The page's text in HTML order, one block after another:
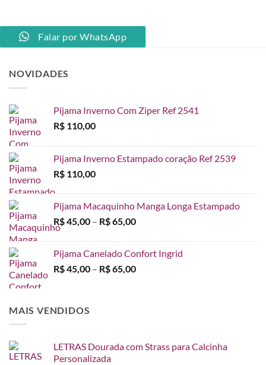
Falar por WhatsApp
NOVIDADES
Pijama Inverno Com Ziper Ref 2541
R$ 110,00
Pijama Inverno Estampado coração Ref 2539
R$ 110,00
Pijama Macaquinho Manga Longa Estampado
R$45,00 – R$65,00Faixa
R$ 45,00
através
Pijama Canelado Confort Ingrid
R$45,00 – R$65,00Faixa
MAIS VENDIDOS
LETRAS Dourada com Strass para Calcinha
Personalizada